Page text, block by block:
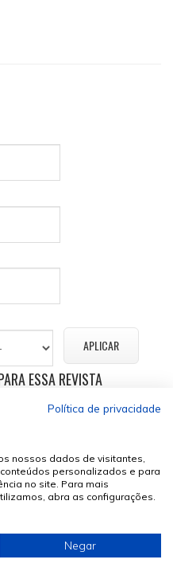
ESSA REVISTA
os Direitos Reservados
Política de privacidade
nossos dados de visitantes,
personalizados e para
no site. Para mais
abra as configurações.
Negar